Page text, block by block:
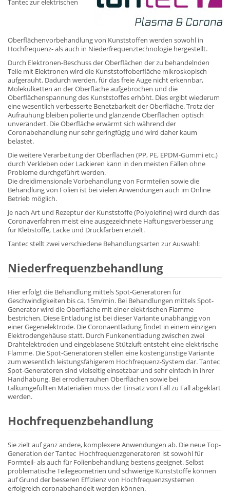
Tantec zur elektrischen
Oberflächenvorbehandlung von Kunststoffen werden sowohl in
Hochfrequenz- als auch in Niederfrequenztechnologie hergestellt.
Durch Elektronen-Beschuss der Oberflächen der zu behandelnden
Teile mit Elektronen wird die Kunststoffoberfläche mikroskopisch
aufgerauht. Dadurch werden, für das freie Auge nicht erkennbar,
Molekülketten an der Oberfläche aufgebrochen und die
Oberflächenspannung des Kunststoffes erhöht. Dies ergibt wiederum
eine wesentlich verbesserte Benetzbarkeit der Oberfläche. Trotz der
Aufrauhung bleiben polierte und glänzende Oberflächen optisch
unverändert. Die Oberfläche erwärmt sich während der
Coronabehandlung nur sehr geringfügig und wird daher kaum
belastet.
Die weitere Verarbeitung der Oberflächen (PP, PE, EPDM-Gummi etc.)
durch Verkleben oder Lackieren kann in den meisten Fällen ohne
Probleme durchgeführt werden.
Die dreidimensionale Vorbehandlung von Formteilen sowie die
Behandlung von Folien ist bei vielen Anwendungen auch im Online
Betrieb möglich.
Je nach Art und Rezeptur der Kunststoffe (Polyolefine) wird durch das
Coronaverfahren meist eine ausgezeichnete Haftungsverbesserung
für Klebstoffe, Lacke und Druckfarben erzielt.
Tantec stellt zwei verschiedene Behandlungsarten zur Auswahl:
Niederfrequenzbehandlung
Hier erfolgt die Behandlung mittels Spot-Generatoren für
Geschwindigkeiten bis ca. 15m/min. Bei Behandlungen mittels Spot-
Generator wird die Oberfläche mit einer elektrischen Flamme
bestrichen. Diese Entladung ist bei dieser Variante unabhängig von
einer Gegenelektrode. Die Coronaentladung findet in einem einzigen
Elektrodengehäuse statt. Durch Funkenentladung zwischen zwei
Drahtelektroden und eingeblasene Stützluft entsteht eine elektrische
Flamme. Die Spot-Generatoren stellen eine kostengünstige Variante
zum wesentlich leistungsfähigerem Hochfrequenz-System dar. Tantec
Spot-Generatoren sind vielseitig einsetzbar und sehr einfach in ihrer
Handhabung. Bei errodierrauhen Oberflächen sowie bei
talkumgefüllten Materialien muss der Einsatz von Fall zu Fall abgeklärt
werden.
Hochfrequenzbehandlung
Sie zielt auf ganz andere, komplexere Anwendungen ab. Die neue Top-
Generation der Tantec Hochfrequenzgeneratoren ist sowohl für
Formteil- als auch für Folienbehandlung bestens geeignet. Selbst
problematische Teilegeometrien und schwierige Kunststoffe können
auf Grund der besseren Effizienz von Hochfrequenzsystemen
erfolgreich coronabehandelt werden können.